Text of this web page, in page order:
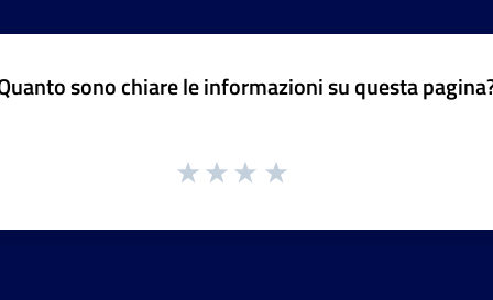
sono chiare le informazioni su questa